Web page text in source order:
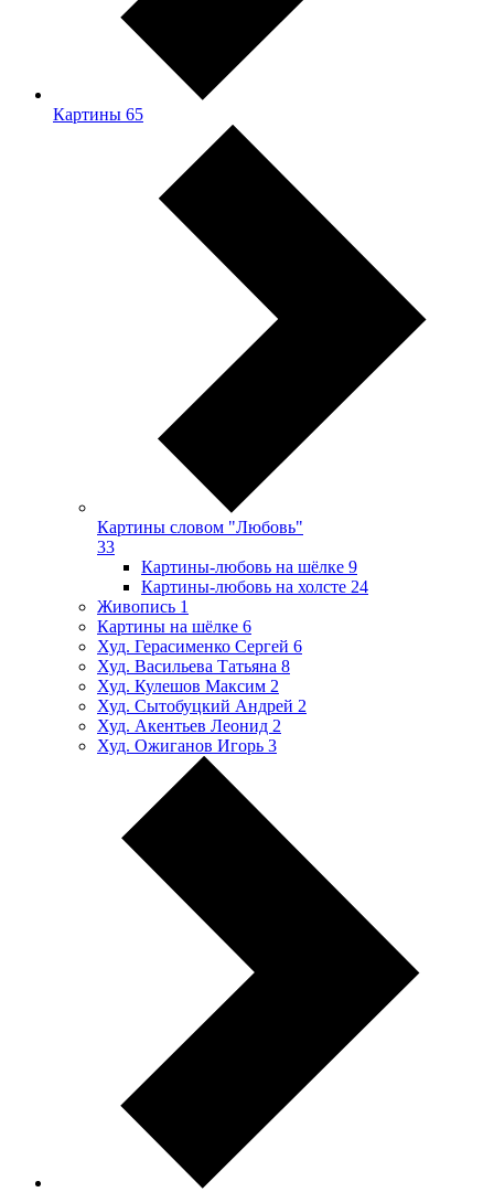
Картины 65
Картины словом "Любовь"
33
Картины-любовь на шёлке 9
Картины-любовь на холсте 24
Живопись 1
Картины на шёлке 6
Худ. Герасименко Сергей 6
Худ. Васильева Татьяна 8
Худ. Кулешов Максим 2
Худ. Сытобуцкий Андрей 2
Худ. Акентьев Леонид 2
Худ. Ожиганов Игорь 3